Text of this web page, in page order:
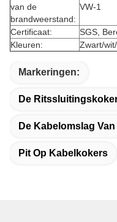
van de
brandweerstand:
VW-1
Certificaat:
SGS,
Kleuren:
Zwart/
Markeringen:
De
De Kabelomslag
Pit Op Kabelkokers